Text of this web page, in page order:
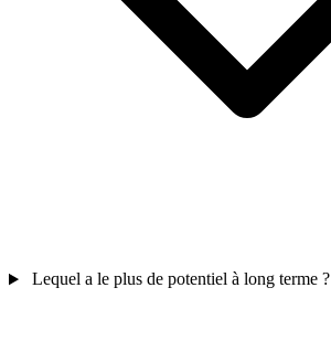
Lequel a le plus de potentiel à long terme ?